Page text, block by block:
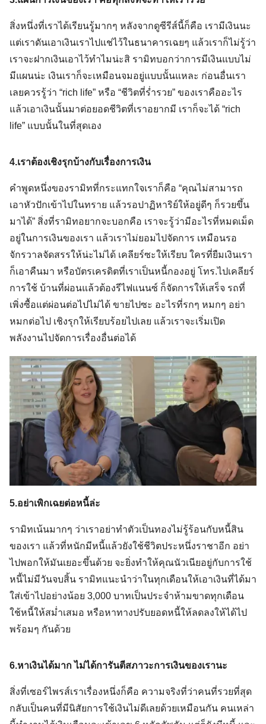
สิ่งหนึ่งที่เราได้เรียนรู้มากๆ หลังจากดูซีรีส์นี้ก็คือ เรามีเงินนะ
แต่เราดันเอาเงินเราไปแช่ไว้ในธนาคารเฉยๆ แล้วเราก็ไม่รู้ว่า
เราจะฝากเงินเอาไว้ทำไมน่ะสิ รามิทบอกว่าการมีเงินแบบไม่
มีแผนน่ะ เงินเราก็จะเหมือนจมอยู่แบบนั้นแหละ ก่อนอื่นเรา
เลยควรรู้ว่า “rich life” หรือ “ชีวิตที่ร่ำรวย” ของเราคืออะไร
แล้วเอาเงินนั้นมาต่อยอดชีวิตที่เราอยากมี เราก็จะได้ “rich
life” แบบนั้นในที่สุดเอง
4.เราต้องเชิงรุกบ้างกับเรื่องการเงิน
คำพูดหนึ่งของรามิทที่กระแทกใจเราก็คือ “คุณไม่สามารถ
เอาหัวปักเข้าไปในทราย แล้วรอปาฏิหาริย์ให้อยู่ดีๆ ก็รวยขึ้น
มาได้” สิ่งที่รามิทอยากจะบอกคือ เราจะรู้ว่ามีอะไรที่หมดเม็ด
อยู่ในการเงินของเรา แล้วเราไม่ยอมไปจัดการ เหมือนรอ
จักรวาลจัดสรรให้น่ะไม่ได้ เคลียร์ซะให้เรียบ ใครที่ยืมเงินเรา
ก็เอาคืนมา หรือบัตรเครดิตที่เราเป็นหนี้กองอยู่ โทร.ไปเคลียร์
การใช้ บ้านที่ผ่อนแล้วต้องรีไฟแนนซ์ ก็จัดการให้เสร็จ รถที่
เพิ่งซื้อแต่ผ่อนต่อไปไม่ได้ ขายไปซะ อะไรที่รกๆ หมกๆ อย่า
หมกต่อไป เชิงรุกให้เรียบร้อยไปเลย แล้วเราจะเริ่มเปิด
พลังงานไปจัดการเรื่องอื่นต่อได้
5.อย่าเพิกเฉยต่อหนี้ล่ะ
รามิทเน้นมากๆ ว่าเราอย่าทำตัวเป็นทองไม่รู้ร้อนกับหนี้สิน
ของเรา แล้วที่หนักมีหนี้แล้วยังใช้ชีวิตประหนึ่งราชาอีก อย่า
ไปพอกให้มันเยอะขึ้นด้วย จะยิ่งทำให้คุณนัวเนียอยู่กับการใช้
หนี้ไม่มีวันจบสิ้น รามิทแนะนำว่าในทุกเดือนให้เอาเงินที่ได้มา
ใส่เข้าไปอย่างน้อย 3,000 บาทเป็นประจำห้ามขาดทุกเดือน
ใช้หนี้ให้สม่ำเสมอ หรือหาทางปรับยอดหนี้ให้ลดลงให้ได้ไป
พร้อมๆ กันด้วย
6.หาเงินได้มาก ไม่ได้การันตีสภาวะการเงินของเรานะ
สิ่งที่เซอร์ไพรส์เราเรื่องหนึ่งก็คือ ความจริงที่ว่าคนที่รวยที่สุด
กลับเป็นคนที่มีนิสัยการใช้เงินไม่ดีเลยด้วยเหมือนกัน คนเหล่า